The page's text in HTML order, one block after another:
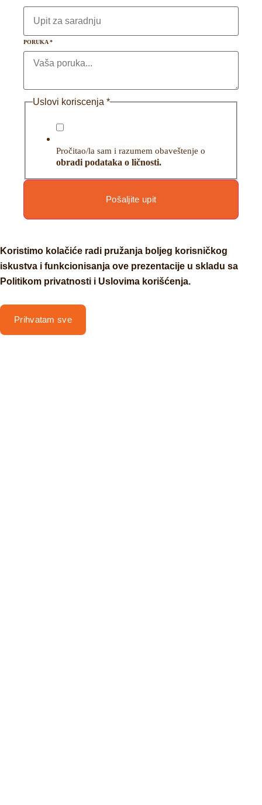
PORUKA*
Uslovi koriscenja *
Pročitao/la sam i razumem obaveštenje o
obradi podataka o ličnosti.
Pošaljite upit
Koristimo kolačiće radi pružanja boljeg korisničkog
iskustva i funkcionisanja ove prezentacije u skladu sa
Politikom privatnosti i Uslovima korišćenja.
Prihvatam sve